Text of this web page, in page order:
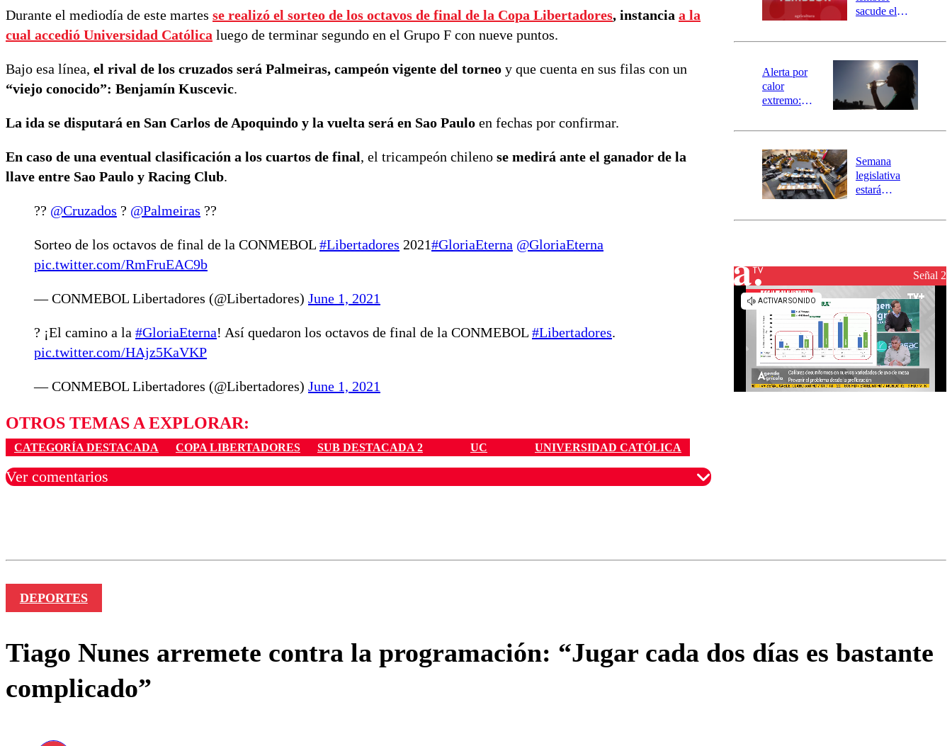
Durante el mediodía de este martes se realizó el sorteo de los octavos de final de la Copa Libertadores, instancia a la
cual accedió Universidad Católica luego de terminar segundo en el Grupo F con nueve puntos.
Bajo esa línea, el rival de los cruzados será Palmeiras, campeón vigente del torneo y que cuenta en sus filas con un
“viejo conocido”: Benjamín Kuscevic.
La ida se disputará en San Carlos de Apoquindo y la vuelta será en Sao Paulo en fechas por confirmar.
En caso de una eventual clasificación a los cuartos de final, el tricampeón chileno se medirá ante el ganador de la
llave entre Sao Paulo y Racing Club.
?? @Cruzados ? @Palmeiras ??
Sorteo de los octavos de final de la CONMEBOL #Libertadores 2021#GloriaEterna @GloriaEterna
pic.twitter.com/RmFruEAC9b
— CONMEBOL Libertadores (@Libertadores) June 1, 2021
? ¡El camino a la #GloriaEterna! Así quedaron los octavos de final de la CONMEBOL #Libertadores.
pic.twitter.com/HAjz5KaVKP
— CONMEBOL Libertadores (@Libertadores) June 1, 2021
OTROS TEMAS A EXPLORAR:
CATEGORÍA DESTACADA COPA LIBERTADORES SUB DESTACADA 2 UC UNIVERSIDAD CATÓLICA
Ver comentarios
mensajería
SAE
sacude el
revisa la
epicentro
Alerta por
calor
extremo:
activa Alerta
Preventiva en
tres comunas
Semana
legislativa
estará
el fin de la
reconstrucciónSeñal 2
DEPORTES
Tiago Nunes arremete contra la programación: “Jugar cada dos días es bastante
complicado”